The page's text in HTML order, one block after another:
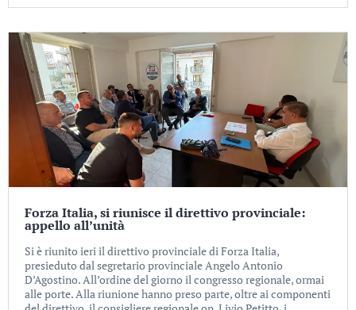
Forza Italia, si riunisce il direttivo provinciale:
appello all’unità
Si è riunito ieri il direttivo provinciale di Forza Italia,
presieduto dal segretario provinciale Angelo Antonio
D’Agostino. All’ordine del giorno il congresso regionale, ormai
alle porte. Alla riunione hanno preso parte, oltre ai componenti